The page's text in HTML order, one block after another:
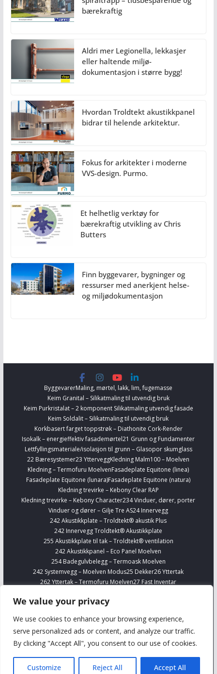
We value your privacy
We use cookies to enhance your browsing experience,
serve personalized ads or content, and analyze our traffic.
By clicking "Accept All", you consent to our use of cookies.
Customize Reject All Accept All
bærekraftig
Aldri mer Legionella, lekkasjer
eller haltende miljø-
dokumentasjon i større bygg!
Hvordan Troldtekt akustikkpanel
bidrar til helende arkitektur.
Fokus for arkitekter i moderne
VVS-design. Purmo.
Et helhetlig verktøy for
bærekraftig utvikling av Chris
Butters
Finn byggevarer, bygninger og
ressurser med anerkjent helse-
og miljødokumentasjon
ByggevarerMaling, mørtel, lakk, lim, fugemasse
Keim Granital – Silikatmaling til utvendig bruk
Keim Purkristalat – 2 komponent Silikatmaling utvendig fasade
Keim Soldalit – Silikatmaling til utvendig bruk
Korkbasert farget toppstrøk – Diathonite Cork-Render
Isokalk – energieffektiv fasademørtel21 Grunn og Fundamenter
Lettfyllingsmateriale/isolasjon til grunn – Glasopor skumglass
22 Bæresystemer23 YtterveggKledning Malm100 – Moelven
Kledning – Termofuru MoelvenFasadeplate Equitone (linea)
Fasadeplate Equitone (lunara)Fasadeplate Equitone (natura)
Kledning trevirke – Kebony Clear RAP
Kledning trevirke – Kebony Character234 Vinduer, dører, porter
Vinduer og dører – Gilje Tre AS24 Innervegg
242 Akustikkplate – Troldtekt® akustik Plus
242 Innervegg Troldtekt® Akustikkplate
255 Akustikkplate til tak – Troldtekt® ventilation
242 Akustikkpanel – Eco Panel Moelven
254 Badegulvbelegg – Termoask Moelven
242 Systemvegg – Moelven Modus25 Dekker26 Yttertak
262 Yttertak – Termofuru Moelven27 Fast Inventar
254 Gulvbelegg Forbo Marmoleum Banevare
Silisium bronse og prefittings – Viega
Komplett rustfritt stålrørsystem til drikkevannsintallasjoner – 1.4401
Viega
– 1.4521 Viega